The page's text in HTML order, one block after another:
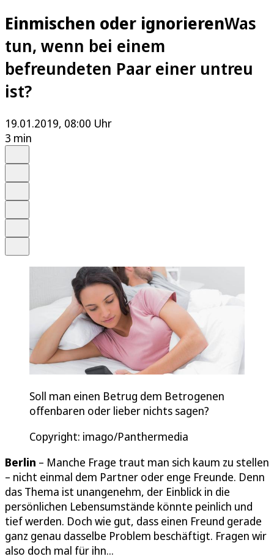
Einmischen oder ignorierenWas
tun, wenn bei einem
befreundeten Paar einer untreu
ist?
19.01.2019, 08:00 Uhr
3 min
Soll man einen Betrug dem Betrogenen
offenbaren oder lieber nichts sagen?
Copyright: imago/Panthermedia
Berlin – Manche Frage traut man sich kaum zu stellen
– nicht einmal dem Partner oder enge Freunde. Denn
das Thema ist unangenehm, der Einblick in die
persönlichen Lebensumstände könnte peinlich und
tief werden. Doch wie gut, dass einen Freund gerade
ganz genau dasselbe Problem beschäftigt. Fragen wir
also doch mal für ihn...